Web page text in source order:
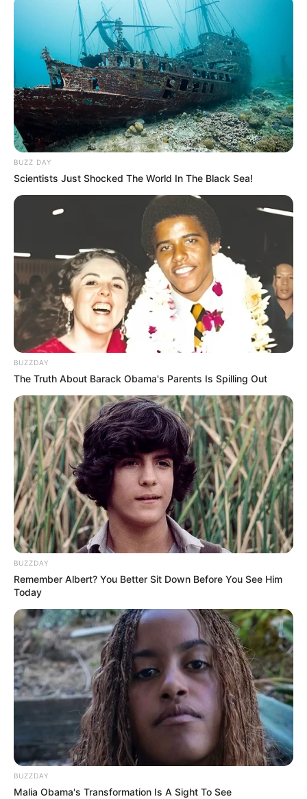
BUZZ DAY
Scientists Just Shocked The World In The Black Sea!
BUZZDAY
The Truth About Barack Obama's Parents Is Spilling Out
BUZZDAY
Remember Albert? You Better Sit Down Before You See Him
Today
BUZZDAY
Malia Obama's Transformation Is A Sight To See